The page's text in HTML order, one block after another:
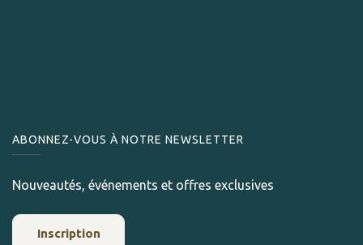
ABONNEZ-VOUS À NOTRE NEWSLETTER
Nouveautés, événements et offres exclusives
Inscription